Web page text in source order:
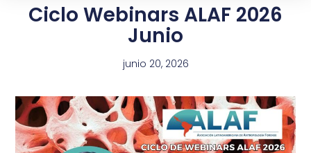
Ciclo Webinars ALAF 2026
Junio
junio 20, 2026